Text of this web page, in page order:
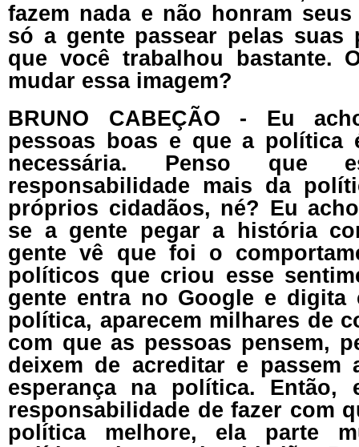
fazem nada e não honram
só a gente passear pelas suas
que você trabalhou bastante.
mudar essa imagem?
BRUNO CABEÇÃO - Eu
pessoas boas e que a política
necessária. Penso que
responsabilidade mais da
próprios cidadãos, né? Eu
se a gente pegar a história
gente vê que foi o
políticos que criou esse
gente entra no Google e digita
política, aparecem milhares de
com que as pessoas pensem,
deixem de acreditar e passem
esperança na política. Então,
responsabilidade de fazer com
política melhore, ela parte